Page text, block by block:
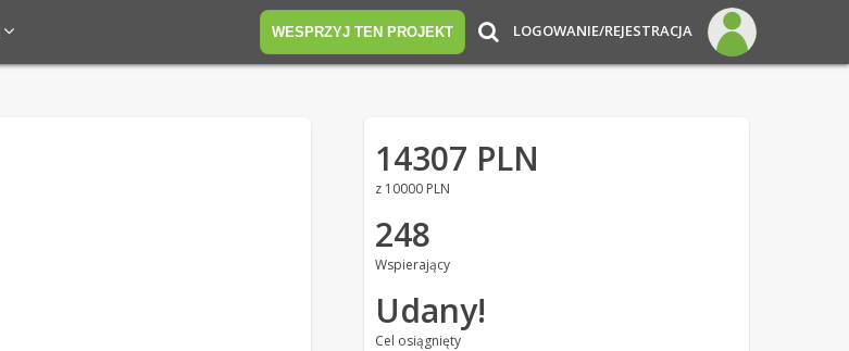
WESPRZYJ TEN PROJEKT LOGOWANIE/REJESTRACJA
14307 PLN
z 10000 PLN
248
Wspierający
Udany!
Cel osiągnięty